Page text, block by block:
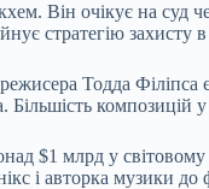
Він очікує на суд
стратегію захисту в
Тодда Філіпса
Більшість композицій
$1 млрд у
і авторка музики до